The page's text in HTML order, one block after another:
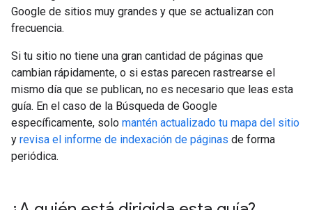
Google de sitios muy grandes y que se actualizan con
frecuencia.
Si tu sitio no tiene una gran cantidad de páginas que
cambian rápidamente, o si estas parecen rastrearse el
mismo día que se publican, no es necesario que leas esta
guía. En el caso de la Búsqueda de Google
específicamente, solo mantén actualizado tu mapa del sitio
y revisa el informe de indexación de páginas de forma
periódica.